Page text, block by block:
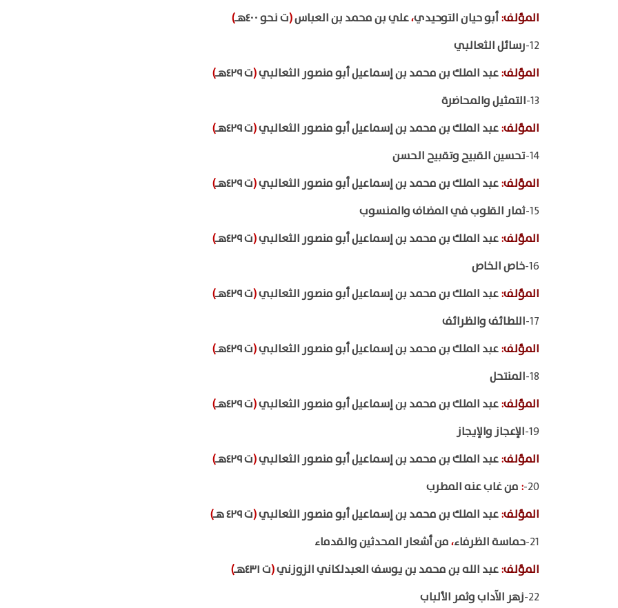
المؤلف:أبو حيان التوحيدي،علي بن محمد بن العباس(ت نحو ٤٠٠هـ
)
12- رسائل الثعالبي
المؤلف:عبد الملك بن محمد بن إسماعيل أبو منصور الثعالبي(ت ٤٢٩هـ
)
13- التمثيل والمحاضرة
المؤلف:عبد الملك بن محمد بن إسماعيل أبو منصور الثعالبي(ت ٤٢٩هـ
)
14- تحسين القبيح وتقبيح الحسن
المؤلف:عبد الملك بن محمد بن إسماعيل أبو منصور الثعالبي(ت ٤٢٩هـ
)
15- ثمار القلوب في المضاف والمنسوب
المؤلف:عبد الملك بن محمد بن إسماعيل أبو منصور الثعالبي(ت ٤٢٩هـ
)
16- خاص الخاص
المؤلف:عبد الملك بن محمد بن إسماعيل أبو منصور الثعالبي(ت ٤٢٩هـ
)
17- اللطائف والظرائف
المؤلف:عبد الملك بن محمد بن إسماعيل أبو منصور الثعالبي(ت ٤٢٩هـ
)
18- المنتحل
المؤلف:عبد الملك بن محمد بن إسماعيل أبو منصور الثعالبي(ت ٤٢٩هـ
)
19- الإعجاز والإيجاز
المؤلف:عبد الملك بن محمد بن إسماعيل أبو منصور الثعالبي(ت ٤٢٩هـ
)
20-
: من غاب عنه المطرب
المؤلف:عبد الملك بن محمد بن إسماعيل أبو منصور الثعالبي(ت ٤٢٩ هـ
)
21- حماسة الظرفاء،من أشعار المحدثين والقدماء
المؤلف:عبد الله بن محمد بن يوسف العبدلكاني الزوزني(ت ٤٣١هـ
)
22- زهر الآداب وثمر الألباب